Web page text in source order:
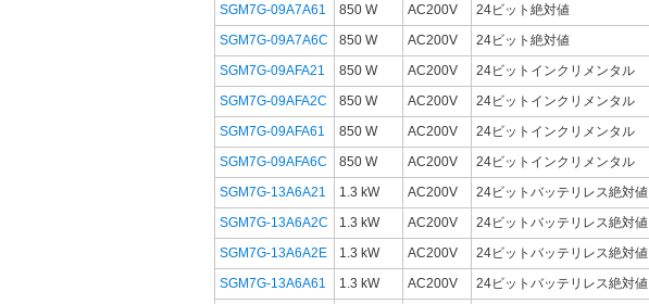
SGM7G-09A7A61
850 W AC200V 24ビット絶対値
SGM7G-09A7A6C
850 W AC200V 24ビット絶対値
SGM7G-09AFA21
850 W AC200V 24ビットインクリメンタル
SGM7G-09AFA2C
850 W AC200V 24ビットインクリメンタル
SGM7G-09AFA61
850 W AC200V 24ビットインクリメンタル
SGM7G-09AFA6C
850 W AC200V 24ビットインクリメンタル
SGM7G-13A6A21
1.3 kW AC200V 24ビットバッテリレス絶対値
SGM7G-13A6A2C
1.3 kW AC200V 24ビットバッテリレス絶対値
SGM7G-13A6A2E
1.3 kW AC200V 24ビットバッテリレス絶対値
SGM7G-13A6A61
1.3 kW AC200V 24ビットバッテリレス絶対値